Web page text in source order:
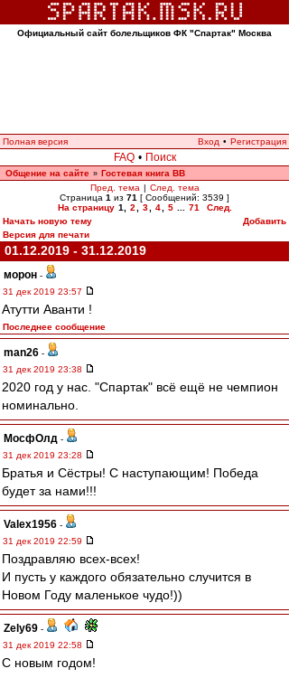
Официальный сайт болельщиков ФК "Спартак" Москва
Полная версия Вход • Регистрация
FAQ • Поиск
Общение на сайте » Гостевая книга ВВ
Пред. тема | След. тема
Страница 1 из 71 [ Сообщений: 3539 ]
На страницу 1 2 3 4 5 71
След.
Начать новую тему
Добавить
Версия для печати
01.12.2019 - 31.12.2019
морон -
31 дек 2019 23:57
Атутти Аванти !
Последнее сообщение
man26 -
31 дек 2019 23:38
2020 год у нас. "Спартак" всё ещё не чемпион
номинально.
МосфОлд -
31 дек 2019 23:28
Братья и Сёстры! С наступающим! Победа
будет за нами!!!
Valex1956 -
31 дек 2019 22:59
Поздравляю всех-всех!
И пусть у каждого обязательно случится в
Новом Году маленькое чудо!))
Zely69 -
31 дек 2019 22:58
С новым годом!